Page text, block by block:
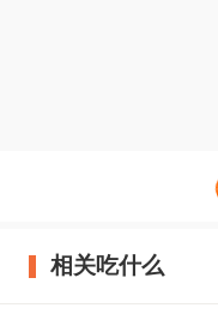
相关吃什么